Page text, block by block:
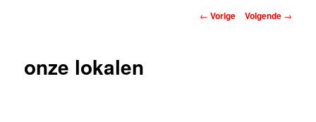
Berichtnavigatie
← Vorige Volgende →
onze lokalen